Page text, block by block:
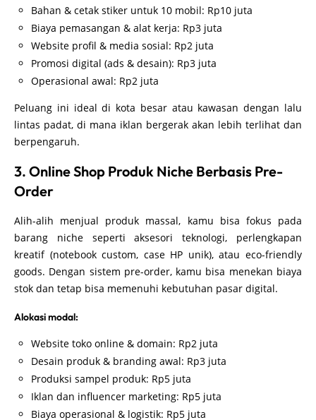
Bahan & cetak stiker untuk 10 mobil: Rp10 juta
Biaya pemasangan & alat kerja: Rp3 juta
Website profil & media sosial: Rp2 juta
Promosi digital (ads & desain): Rp3 juta
Operasional awal: Rp2 juta
Peluang ini ideal di kota besar atau kawasan dengan lalu
lintas padat, di mana iklan bergerak akan lebih terlihat dan
berpengaruh.
3. Online Shop Produk Niche Berbasis Pre-
Order
Alih-alih menjual produk massal, kamu bisa fokus pada
barang niche seperti aksesori teknologi, perlengkapan
kreatif (notebook custom, case HP unik), atau eco-friendly
goods. Dengan sistem pre-order, kamu bisa menekan biaya
stok dan tetap bisa memenuhi kebutuhan pasar digital.
Alokasi modal:
Website toko online & domain: Rp2 juta
Desain produk & branding awal: Rp3 juta
Produksi sampel produk: Rp5 juta
Iklan dan influencer marketing: Rp5 juta
Biaya operasional & logistik: Rp5 juta